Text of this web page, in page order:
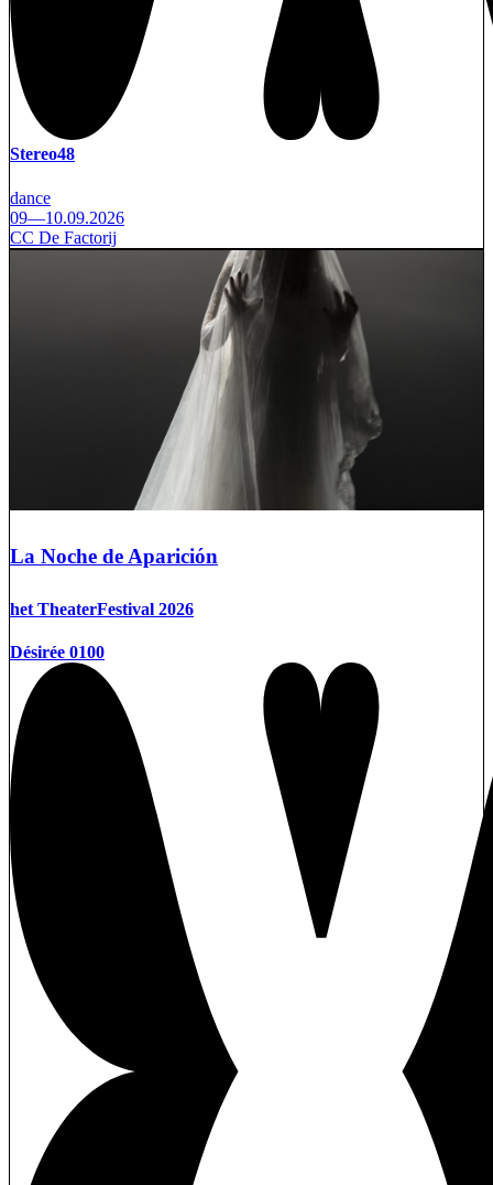
Stereo48
dance
09—10.09.2026
CC De Factorij
La Noche de Aparición
het TheaterFestival 2026
Désirée 0100